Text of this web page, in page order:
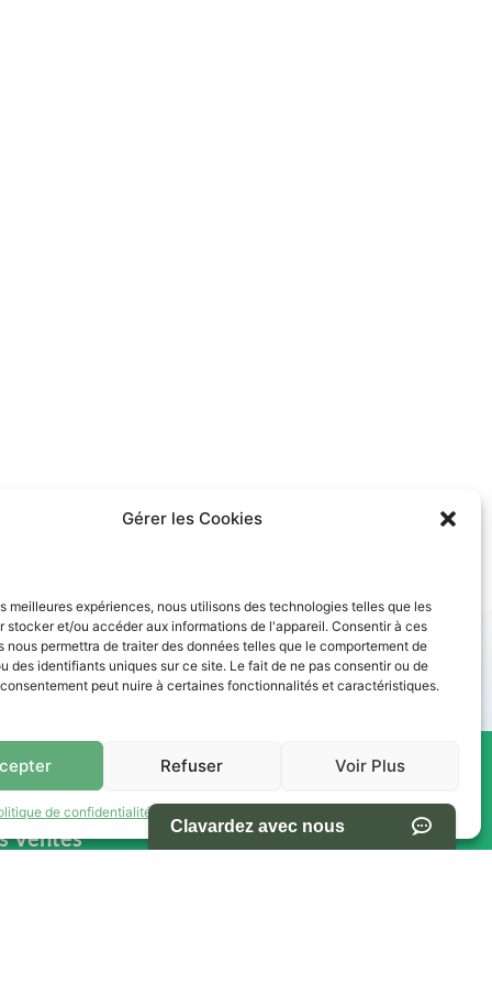
Gérer les Cookies
meilleures expériences, nous utilisons des technologies telles que les
stocker et/ou accéder aux informations de l'appareil. Consentir à ces
nous permettra de traiter des données telles que le comportement de
des identifiants uniques sur ce site. Le fait de ne pas consentir ou de
peut nuire à certaines fonctionnalités et caractéristiques.
Refuser Voir Plus
de confidentialité
abordables. Nos conseillers vous accompagnent
-
Ventes
NAVIGATION